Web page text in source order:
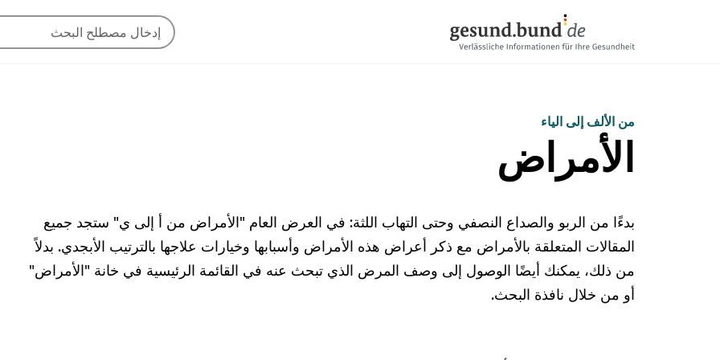
من الألف إلى الياء
الأمراض
بدءًا من الربو والصداع النصفي وحتى التهاب اللثة: في العرض العام "الأمراض من أ إلى ي" ستجد جميع
المقالات المتعلقة بالأمراض مع ذكر أعراض هذه الأمراض وأسبابها وخيارات علاجها بالترتيب الأبجدي. بدلاً
من ذلك، يمكنك أيضًا الوصول إلى وصف المرض الذي تبحث عنه في القائمة الرئيسية في خانة "الأمراض"
أو من خلال نافذة البحث.